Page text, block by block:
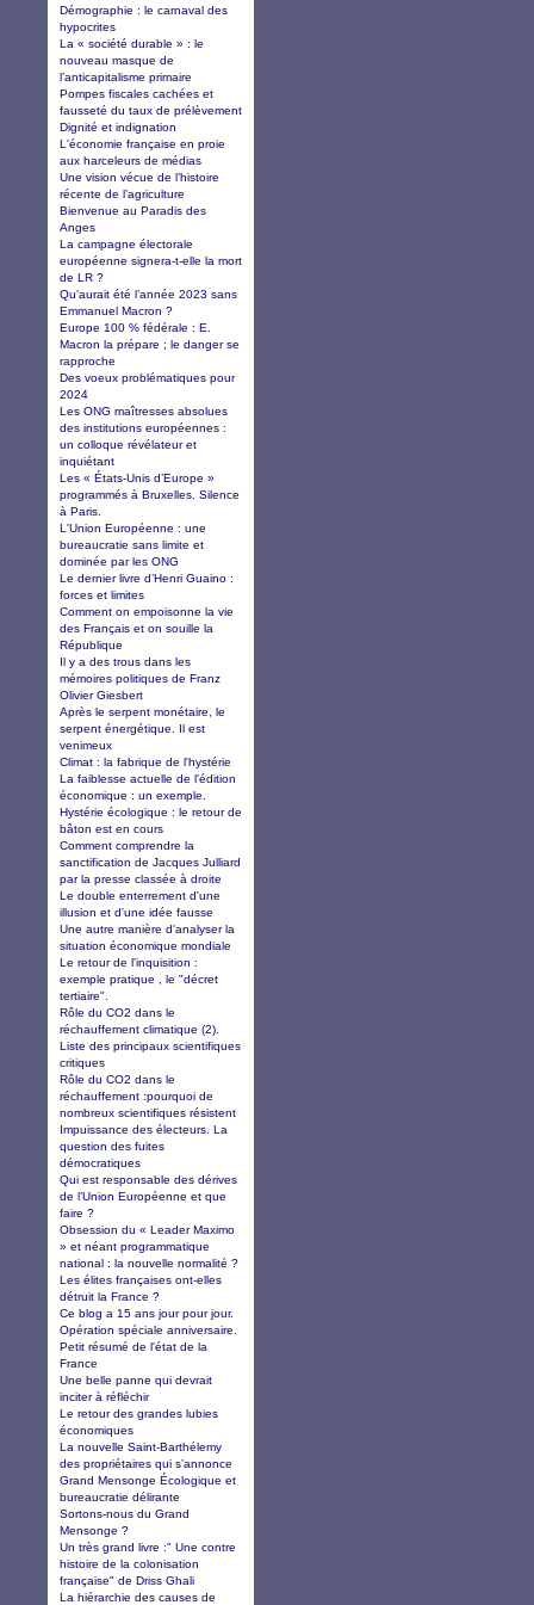
Démographie : le carnaval des
hypocrites
La « société durable » : le
nouveau masque de
l’anticapitalisme primaire
Pompes fiscales cachées et
fausseté du taux de prélèvement
Dignité et indignation
L'économie française en proie
aux harceleurs de médias
Une vision vécue de l’histoire
récente de l’agriculture
Bienvenue au Paradis des
Anges
La campagne électorale
européenne signera-t-elle la mort
de LR ?
Qu’aurait été l’année 2023 sans
Emmanuel Macron ?
Europe 100 % fédérale : E.
Macron la prépare ; le danger se
rapproche
Des voeux problématiques pour
2024
Les ONG maîtresses absolues
des institutions européennes :
un colloque révélateur et
inquiétant
Les « États-Unis d’Europe »
programmés à Bruxelles. Silence
à Paris.
L'Union Européenne : une
bureaucratie sans limite et
dominée par les ONG
Le dernier livre d’Henri Guaino :
forces et limites
Comment on empoisonne la vie
des Français et on souille la
République
Il y a des trous dans les
mémoires politiques de Franz
Olivier Giesbert
Après le serpent monétaire, le
serpent énergétique. Il est
venimeux
Climat : la fabrique de l'hystérie
La faiblesse actuelle de l'édition
économique : un exemple.
Hystérie écologique : le retour de
bâton est en cours
Comment comprendre la
sanctification de Jacques Julliard
par la presse classée à droite
Le double enterrement d'une
illusion et d'une idée fausse
Une autre manière d'analyser la
situation économique mondiale
Le retour de l'inquisition :
exemple pratique , le "décret
tertiaire".
Rôle du CO2 dans le
réchauffement climatique (2).
Liste des principaux scientifiques
critiques
Rôle du CO2 dans le
réchauffement :pourquoi de
nombreux scientifiques résistent
Impuissance des électeurs. La
question des fuites
démocratiques
Qui est responsable des dérives
de l’Union Européenne et que
faire ?
Obsession du « Leader Maximo
» et néant programmatique
national : la nouvelle normalité ?
Les élites françaises ont-elles
détruit la France ?
Ce blog a 15 ans jour pour jour.
Opération spéciale anniversaire.
Petit résumé de l'état de la
France
Une belle panne qui devrait
inciter à réfléchir
Le retour des grandes lubies
économiques
La nouvelle Saint-Barthélemy
des propriétaires qui s’annonce
Grand Mensonge Écologique et
bureaucratie délirante
Sortons-nous du Grand
Mensonge ?
Un très grand livre :" Une contre
histoire de la colonisation
française" de Driss Ghali
La hiérarchie des causes de